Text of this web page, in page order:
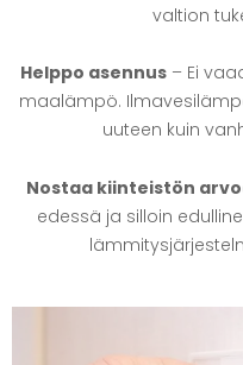
valtion
Helppo asennus – Ei
maalämpö.
uuteen kuin
Nostaa kiinteistön
edessä ja silloin